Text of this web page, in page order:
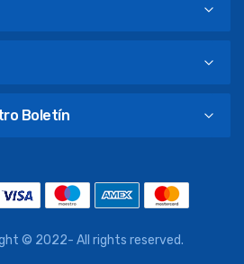
Boletín
© 2022- All rights reserved.